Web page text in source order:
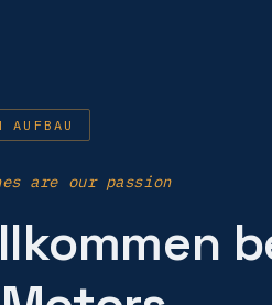
AUFBAU
are our passion